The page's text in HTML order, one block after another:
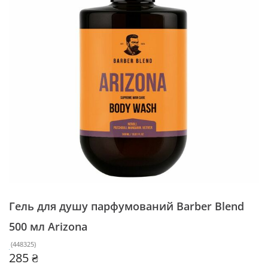
Гель для душу парфумований Barber Blend
500 мл Arizona
(448325)
285 ₴